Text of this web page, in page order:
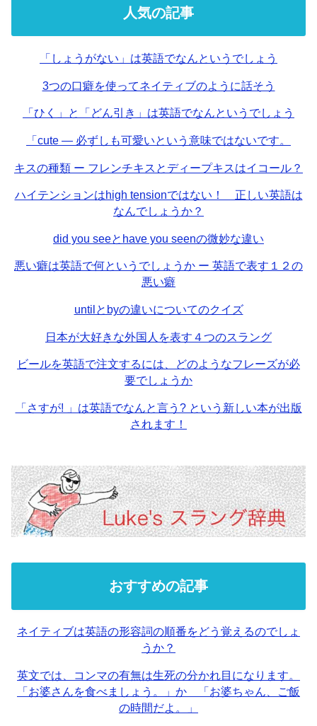
人気の記事
「しょうがない」は英語でなんというでしょう
3つの口癖を使ってネイティブのように話そう
「ひく」と「どん引き」は英語でなんというでしょう
「cute — 必ずしも可愛いという意味ではないです。
キスの種類 ー フレンチキスとディープキスはイコール？
ハイテンションはhigh tensionではない！ 正しい英語は
なんでしょうか？
did you seeとhave you seenの微妙な違い
悪い癖は英語で何というでしょうか ー 英語で表す１２の
悪い癖
untilとbyの違いについてのクイズ
日本が大好きな外国人を表す４つのスラング
ビールを英語で注文するには、どのようなフレーズが必
要でしょうか
「さすが! 」は英語でなんと言う? という新しい本が出版
されます！
おすすめの記事
ネイティブは英語の形容詞の順番をどう覚えるのでしょ
うか？
英文では、コンマの有無は生死の分かれ目になります。
「お婆さんを食べましょう。」か 「お婆ちゃん、ご飯
の時間だよ。」